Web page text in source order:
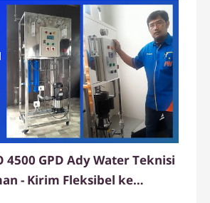
4500 GPD Ady Water Teknisi
- Kirim Fleksibel ke